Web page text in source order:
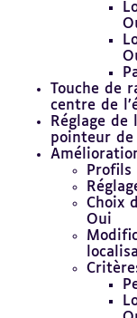
Touche de
centre de
Réglage
pointeur de
Choix
Oui